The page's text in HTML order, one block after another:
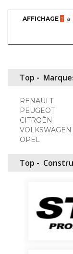
AFFICHAGE 1 à
Top -
RENAULT
PEUGEOT
CITROËN
VOLKSWAGEN
OPEL
Top -